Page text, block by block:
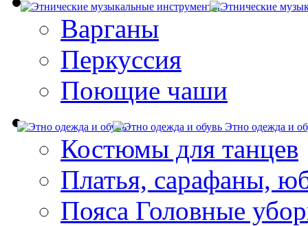
Варганы
Перкуссия
Поющие чаши
Этно одежда и
Костюмы для танцев
Платья, сарафаны,
Пояса Головные